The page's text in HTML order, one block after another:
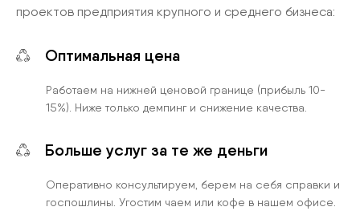
проектов предприятия крупного и среднего бизнеса:
Оптимальная цена
Работаем на нижней ценовой границе (прибыль 10-
15%). Ниже только демпинг и снижение качества.
Больше услуг за те же деньги
Оперативно консультируем, берем на себя справки и
госпошлины. Угостим чаем или кофе в нашем офисе.